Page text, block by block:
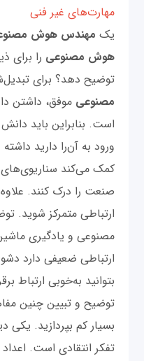
مهارت‌های غیر فنی
یک مهندس هوش
هوش مصنوعی را برای
توضیح دهد؟ برای
مصنوعی موفق، داشتن
است. بنابراین باید
ورود به آن‌را دارید
کمک می‌کند
صنعت را درک کنند.
ارتباطی متمرکز
مصنوعی و یادگیری
ارتباطی ضعیفی دارد
بتوانید به‌خوبی ارتباط
توضیح و تبیین چنین
بسیار کم بپردازید. یکی
تفکر انتقادی است.